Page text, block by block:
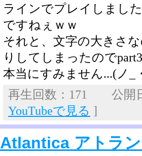
ラインでプレイしまし
ですねぇｗｗ
それと、文字の大きさ
りしてしまったので
本当にすみません...(ノ_
再生回数：171 公開
YouTubeで見る ]
Atlantica アトラ